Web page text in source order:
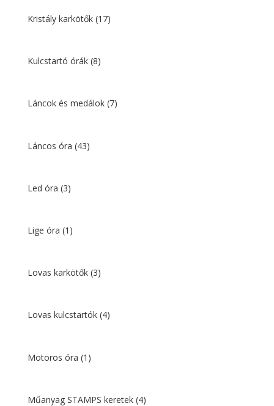
Kristály karkötők (17)
Kulcstartó órák (8)
Láncok és medálok (7)
Láncos óra (43)
Led óra (3)
Lige óra (1)
Lovas karkötők (3)
Lovas kulcstartók (4)
Motoros óra (1)
Műanyag STAMPS keretek (4)